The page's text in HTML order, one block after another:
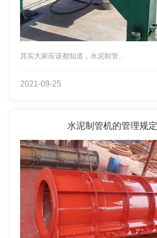
其实大家应该都知道，水泥制管...
2021-09-25
水泥制管机的管理规定